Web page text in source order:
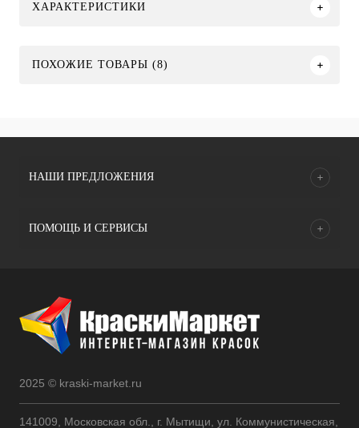
ХАРАКТЕРИСТИКИ
ПОХОЖИЕ ТОВАРЫ (8)
НАШИ ПРЕДЛОЖЕНИЯ
ПОМОЩЬ И СЕРВИСЫ
2025 © kraski-market.ru
141009, Московская обл., г. Мытищи, ул. Коммунистическая,